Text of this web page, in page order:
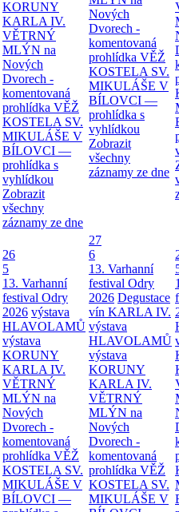
KORUNY
KARLA IV.
VĚTRNÝ
MLÝN na
Nových
Dvorech -
komentovaná
prohlídka VĚŽ
KOSTELA SV.
MIKULÁŠE V
BÍLOVCI —
prohlídka s
vyhlídkou
Zobrazit
všechny
záznamy ze dne
Nových
Dvorech -
komentovaná
prohlídka VĚŽ
KOSTELA SV.
MIKULÁŠE V
BÍLOVCI —
prohlídka s
vyhlídkou
Zobrazit
všechny
záznamy ze dne
26
5
13. Varhanní
festival Odry
2026 výstava
HLAVOLAMŮ
výstava
KORUNY
KARLA IV.
VĚTRNÝ
MLÝN na
Nových
Dvorech -
komentovaná
prohlídka VĚŽ
KOSTELA SV.
MIKULÁŠE V
BÍLOVCI —
27
6
13. Varhanní
festival Odry
2026 Degustace
vín KARLA IV.
výstava
HLAVOLAMŮ
výstava
KORUNY
KARLA IV.
VĚTRNÝ
MLÝN na
Nových
Dvorech -
komentovaná
prohlídka VĚŽ
KOSTELA SV.
MIKULÁŠE V